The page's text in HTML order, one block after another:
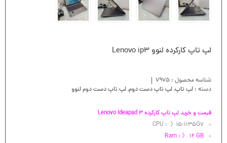
لپ تاپ کارکرده لنوو Lenovo ip3
شناسه محصول : 7975
دسته : لپ تاپ,لپ تاپ دست دوم,لپ تاپ دست دوم لنوو
قیمت و خرید لپ تاپ کارکرده Lenovo Ideapad 3
CPU : 》i5-1135G7
Ram : 》 12 GB